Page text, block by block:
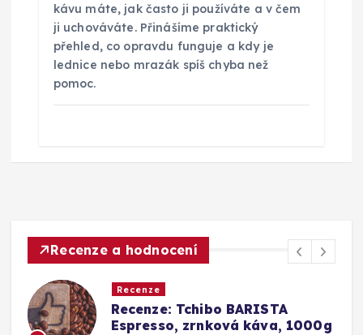
kávu máte, jak často ji používáte a v čem
ji uchováváte. Přinášíme praktický
přehled, co opravdu funguje a kdy je
lednice nebo mrazák spíš chyba než
pomoc.
Recenze a hodnocení
BARISTA
káva, 1000g
Srovnání a
Barista Caffè